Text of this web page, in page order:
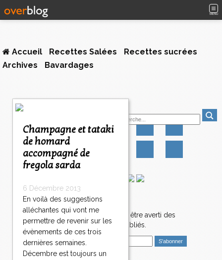
MENU
Accueil Recettes Salées
Recettes sucrées
Archives
Bavardages
Champagne et tataki
de homard
accompagné de
fregola sarda
6 Décembre 2013
En voilà des suggestions
alléchantes qui vont me
permettre de revenir sur les
évènements de ces trois
dernières semaines.
Décembre est toujours un
Newsletter
Abonnez-vous pour être averti des
nouveaux articles publiés.
E
m
<
<